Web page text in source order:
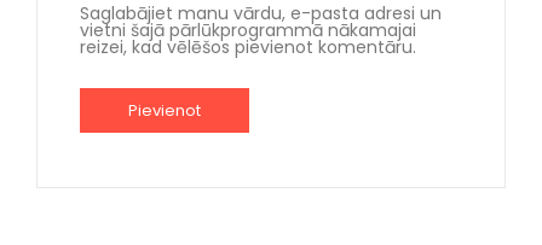
Saglabājiet manu vārdu, e-pasta adresi un
vietni šajā pārlūkprogrammā nākamajai
reizei, kad vēlēšos pievienot komentāru.